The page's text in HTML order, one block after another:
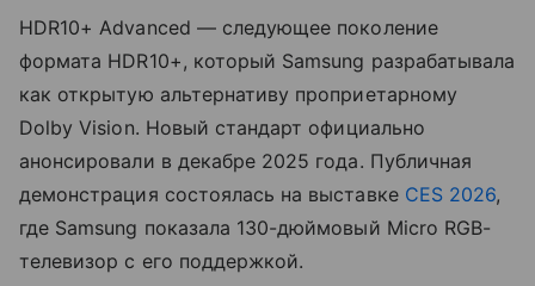
HDR10+ Advanced — следующее поколение
формата HDR10+, который Samsung разрабатывала
как открытую альтернативу проприетарному
Dolby Vision. Новый стандарт официально
анонсировали в декабре 2025 года. Публичная
демонстрация состоялась на выставке CES 2026,
где Samsung показала 130-дюймовый Micro RGB-
телевизор с его поддержкой.